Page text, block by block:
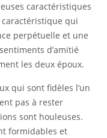
caractéristiques
qui
perpétuelle et une
d’amitié
les deux époux.
qui sont fidèles l’un
pas à rester
sont houleuses.
formidables et